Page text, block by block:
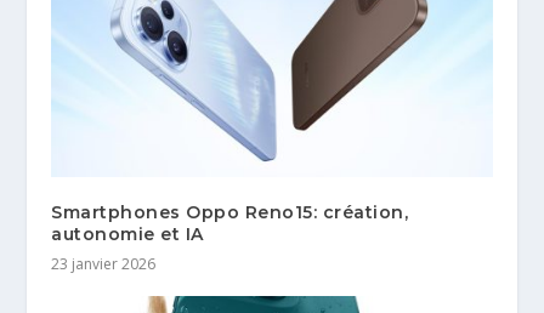
Smartphones Oppo Reno15: création,
autonomie et IA
23 janvier 2026